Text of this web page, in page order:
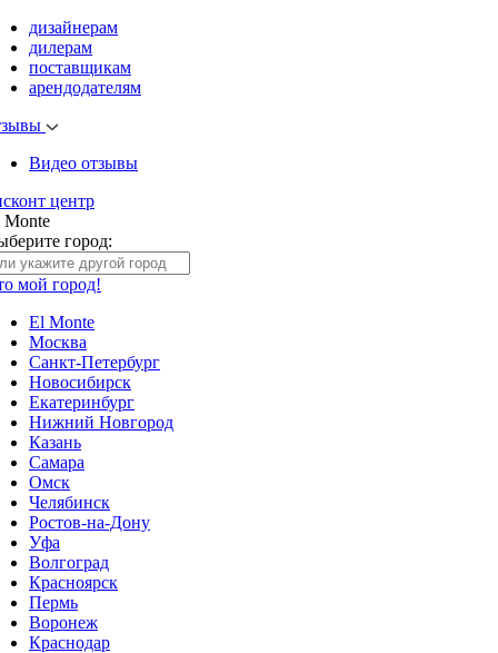
дизайнерам
дилерам
поставщикам
арендодателям
Видео отзывы
центр
Monte
город:
мой город!
El Monte
Москва
Санкт-Петербург
Новосибирск
Екатеринбург
Нижний Новгород
Казань
Самара
Омск
Челябинск
Ростов-на-Дону
Уфа
Волгоград
Красноярск
Пермь
Воронеж
Краснодар